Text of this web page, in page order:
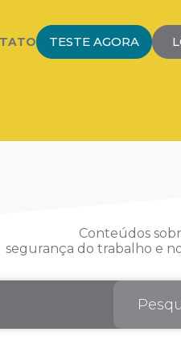
TESTE AGORA
Conteúdos
segurança do trabalho e